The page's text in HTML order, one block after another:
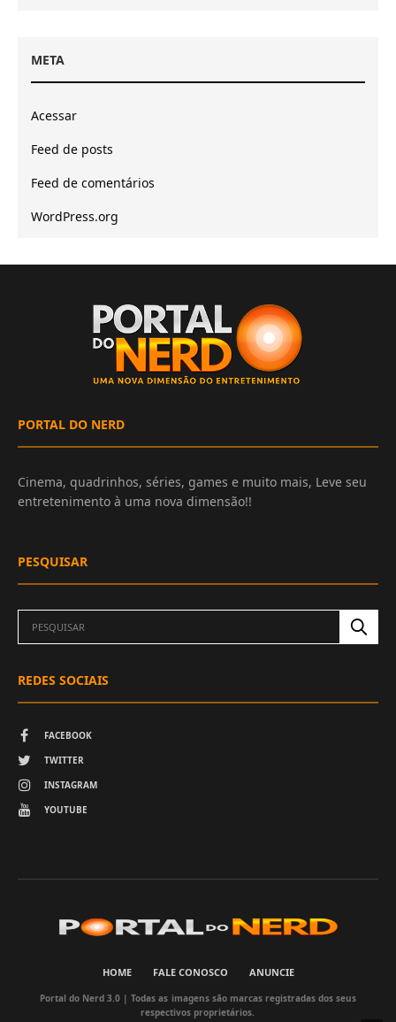
META
Acessar
Feed de posts
Feed de comentários
WordPress.org
PORTAL DO NERD
Cinema, quadrinhos, séries, games e muito mais, Leve seu
entretenimento à uma nova dimensão!!
PESQUISAR
REDES SOCIAIS
FACEBOOK
TWITTER
INSTAGRAM
YOUTUBE
HOME FALE CONOSCO ANUNCIE
Portal do Nerd 3.0 | Todas as imagens são marcas registradas dos seus
respectivos proprietários.